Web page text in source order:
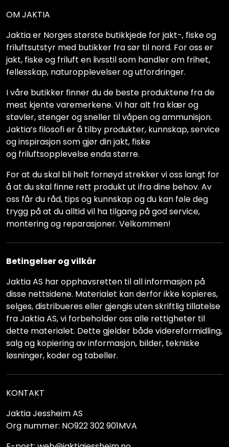
OM JAKTIA
Jaktia er Norges største butikkjede for jakt-, fiske og
friluftsutstyr med butikker fra sør til nord. For oss er
jakt, fiske og friluft en livsstil som handler om frihet,
fellesskap, naturopplevelser og utfordringer.
I våre butikker finner du de beste produktene fra de
mest kjente varemerkene. Vi har alt fra klær og
støvler, stenger og sneller til våpen og ammunisjon.
Jaktia’s filosofi er å tilby produkter, kunnskap, service
og inspirasjon som gjør din jakt, fiske
og friluftsopplevelse enda større.
For at du skal bli helt fornøyd strekker vi oss langt for
å at du skal finne rett produkt ut ifra dine behov. Av
oss får du råd, tips og kunnskap og du kan føle deg
trygg på at du alltid vil ha tilgang på god service,
montering og reparasjoner. Velkommen!
Betingelser og vilkår
Jaktia AS har opphavsretten til all informasjon på
disse nettsidene. Materialet kan derfor ikke kopieres,
selges, distribueres eller gjengis uten skriftlig tillatelse
fra Jaktia AS, vi forbeholder oss alle rettigheter til
dette materialet. Dette gjelder både videreformidling,
salg og kopiering av informasjon, bilder, tekniske
løsninger, koder og tabeller.
KONTAKT
Jaktia Jessheim AS
Org nummer: NO922 302 901MVA